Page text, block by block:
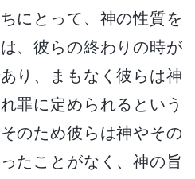
にとって、神の性質を
、彼らの終わりの時が
り、まもなく彼らは神
罪に定められるという
のため彼らは神やその
たことがなく、神の旨